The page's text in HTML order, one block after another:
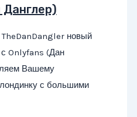
новый
Onlyfans (Дан
Вашему
с большими